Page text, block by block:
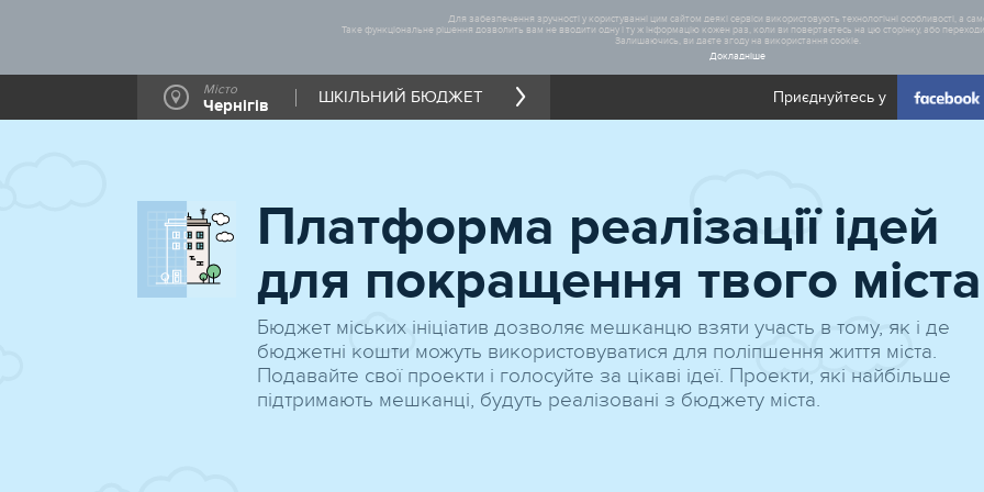
Для забезпечення зручності у користуванні цим сайтом деякі сервіси використовують технологічні особливості, а
Таке функціональне рішення дозволить вам не вводити одну і ту ж інформацію кожен раз, коли ви повертаєтесь на цю сторінку, або
Залишаючись, ви даєте згоду на використання cookie.
Докладніше
Місто
Чернігів ШКІЛЬНИЙ БЮДЖЕТ Приєднуйтесь у
Платформа реалізації ідей
для покращення твого міста
Бюджет міських ініціатив дозволяє мешканцю взяти участь в тому, як і де
бюджетні кошти можуть використовуватися для поліпшення життя міста.
Подавайте свої проекти і голосуйте за цікаві ідеї. Проекти, які найбільше
підтримають мешканці, будуть реалізовані з бюджету мiста.